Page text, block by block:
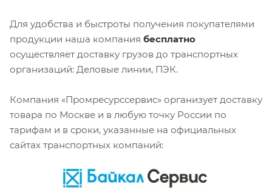
Для удобства и быстроты получения покупателями
продукции наша компания бесплатно
осуществляет доставку грузов до транспортных
организаций: Деловые линии, ПЭК.
Компания «Промресурссервис» организует доставку
товара по Москве и в любую точку России по
тарифам и в сроки, указанные на официальных
сайтах транспортных компаний: